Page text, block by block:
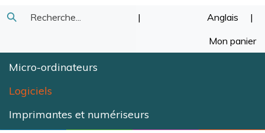
Recherche
Soumettre
recherche
| Anglais |
Mon panier
Micro-ordinateurs
Logiciels
Imprimantes et numériseurs